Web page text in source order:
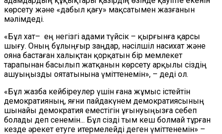
көрсету және «дабыл қағу» мақсатымен жазғанын
мәлімдеді.
«Бұл хат– ең негізгі адами түйсік – қырғынға қарсы
шығу. Оның бұлыңғыр заңдар, нәсілшіл насихат және
ояна бастаған халықтан қорқатын бір мемлекет
тарапынан басылып жатқанын көрсету арқылы сіздің
ашуыңызды оятатынына үміттенемін», – деді ол.
«Бұл жазба кейбіреулер үшін ғана жұмыс істейтін
демократияның, яғни пайдакүнем демократиясының
шынайы демократия еместігін ұғынуыңызға себеп
болады деп сенемін... Бұл сізді тым кеш болмайтұрған
кезде әрекет етуге итермелейді деген үміттенемін» –